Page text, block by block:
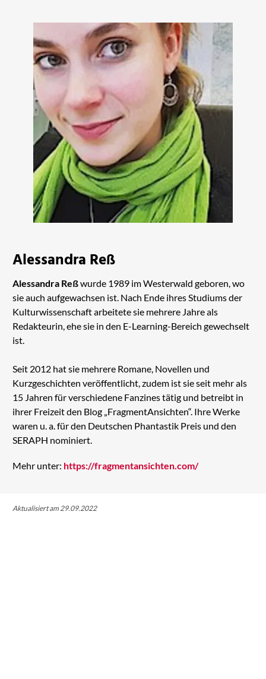
Alessandra Reß
Alessandra Reßwurde 1989 im Westerwald geboren, wo
sie auch aufgewachsen ist. Nach Ende ihres Studiums der
Kulturwissenschaft arbeitete sie mehrere Jahre als
Redakteurin, ehe sie in den E-Learning-Bereich gewechselt
ist.
Seit 2012 hat sie mehrere Romane, Novellen und
Kurzgeschichten veröffentlicht, zudem ist sie seit mehr als
15 Jahren für verschiedene Fanzines tätig und betreibt in
ihrer Freizeit den Blog „FragmentAnsichten“. Ihre Werke
waren u. a. für den Deutschen Phantastik Preis und den
SERAPH nominiert.
Mehr unter: https://fragmentansichten.com/
Aktualisiert am 29.09.2022